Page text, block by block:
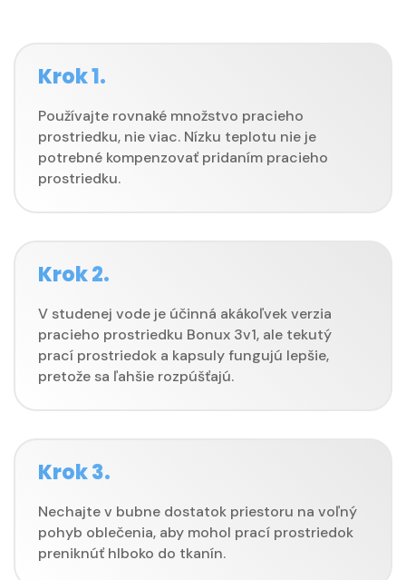
Krok 1.
Používajte rovnaké množstvo pracieho
prostriedku, nie viac. Nízku teplotu nie je
potrebné kompenzovať pridaním pracieho
prostriedku.
Krok 2.
V studenej vode je účinná akákoľvek verzia
pracieho prostriedku Bonux 3v1, ale tekutý
prací prostriedok a kapsuly fungujú lepšie,
pretože sa ľahšie rozpúšťajú.
Krok 3.
Nechajte v bubne dostatok priestoru na voľný
pohyb oblečenia, aby mohol prací prostriedok
preniknúť hlboko do tkanín.